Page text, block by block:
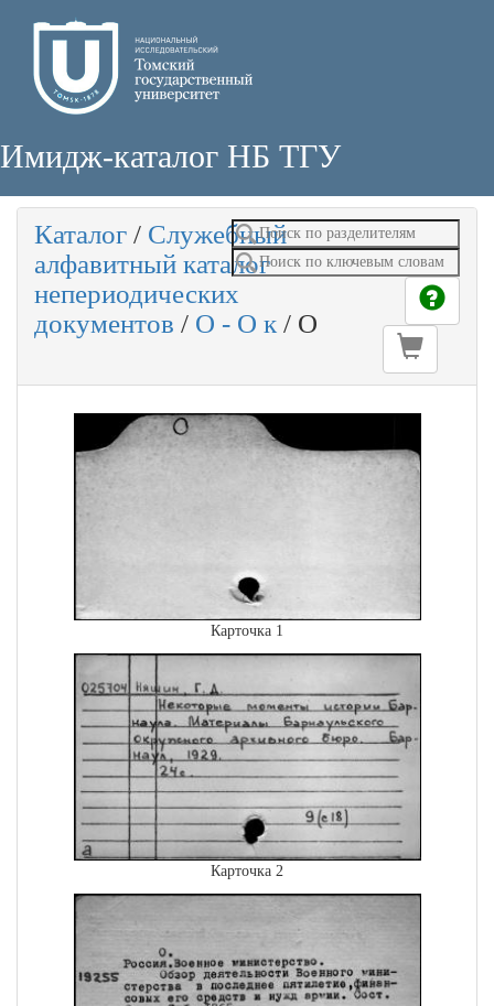
Имидж-каталог НБ ТГУ
Каталог / Служебный
алфавитный каталог
непериодических
документов / О - О к / О
Карточка 1
Карточка 2